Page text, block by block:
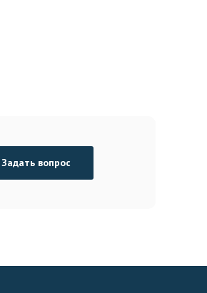
Задать вопрос